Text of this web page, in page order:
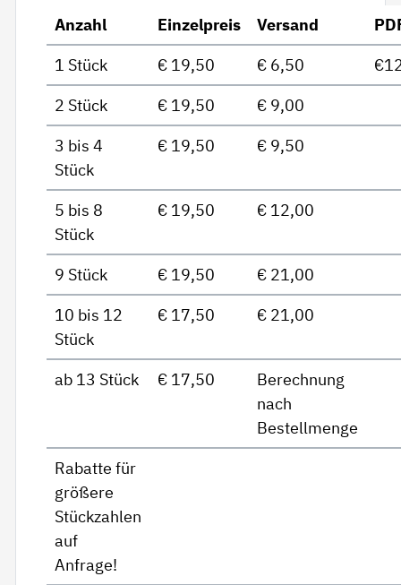
Anzahl Einzelpreis Versand
1 Stück
€ 19,50 € 6,50
2 Stück
€ 19,50
€ 9,00
3 bis 4
Stück
€ 19,50 € 9,50
5 bis 8
Stück
€ 19,50 € 12,00
9 Stück € 19,50
€ 21,00
10 bis 12
Stück
€ 17,50 € 21,00
ab 13 Stück € 17,50
Berechnung
nach
Bestellmenge
Rabatte für
größere
Stückzahlen
auf
Anfrage!